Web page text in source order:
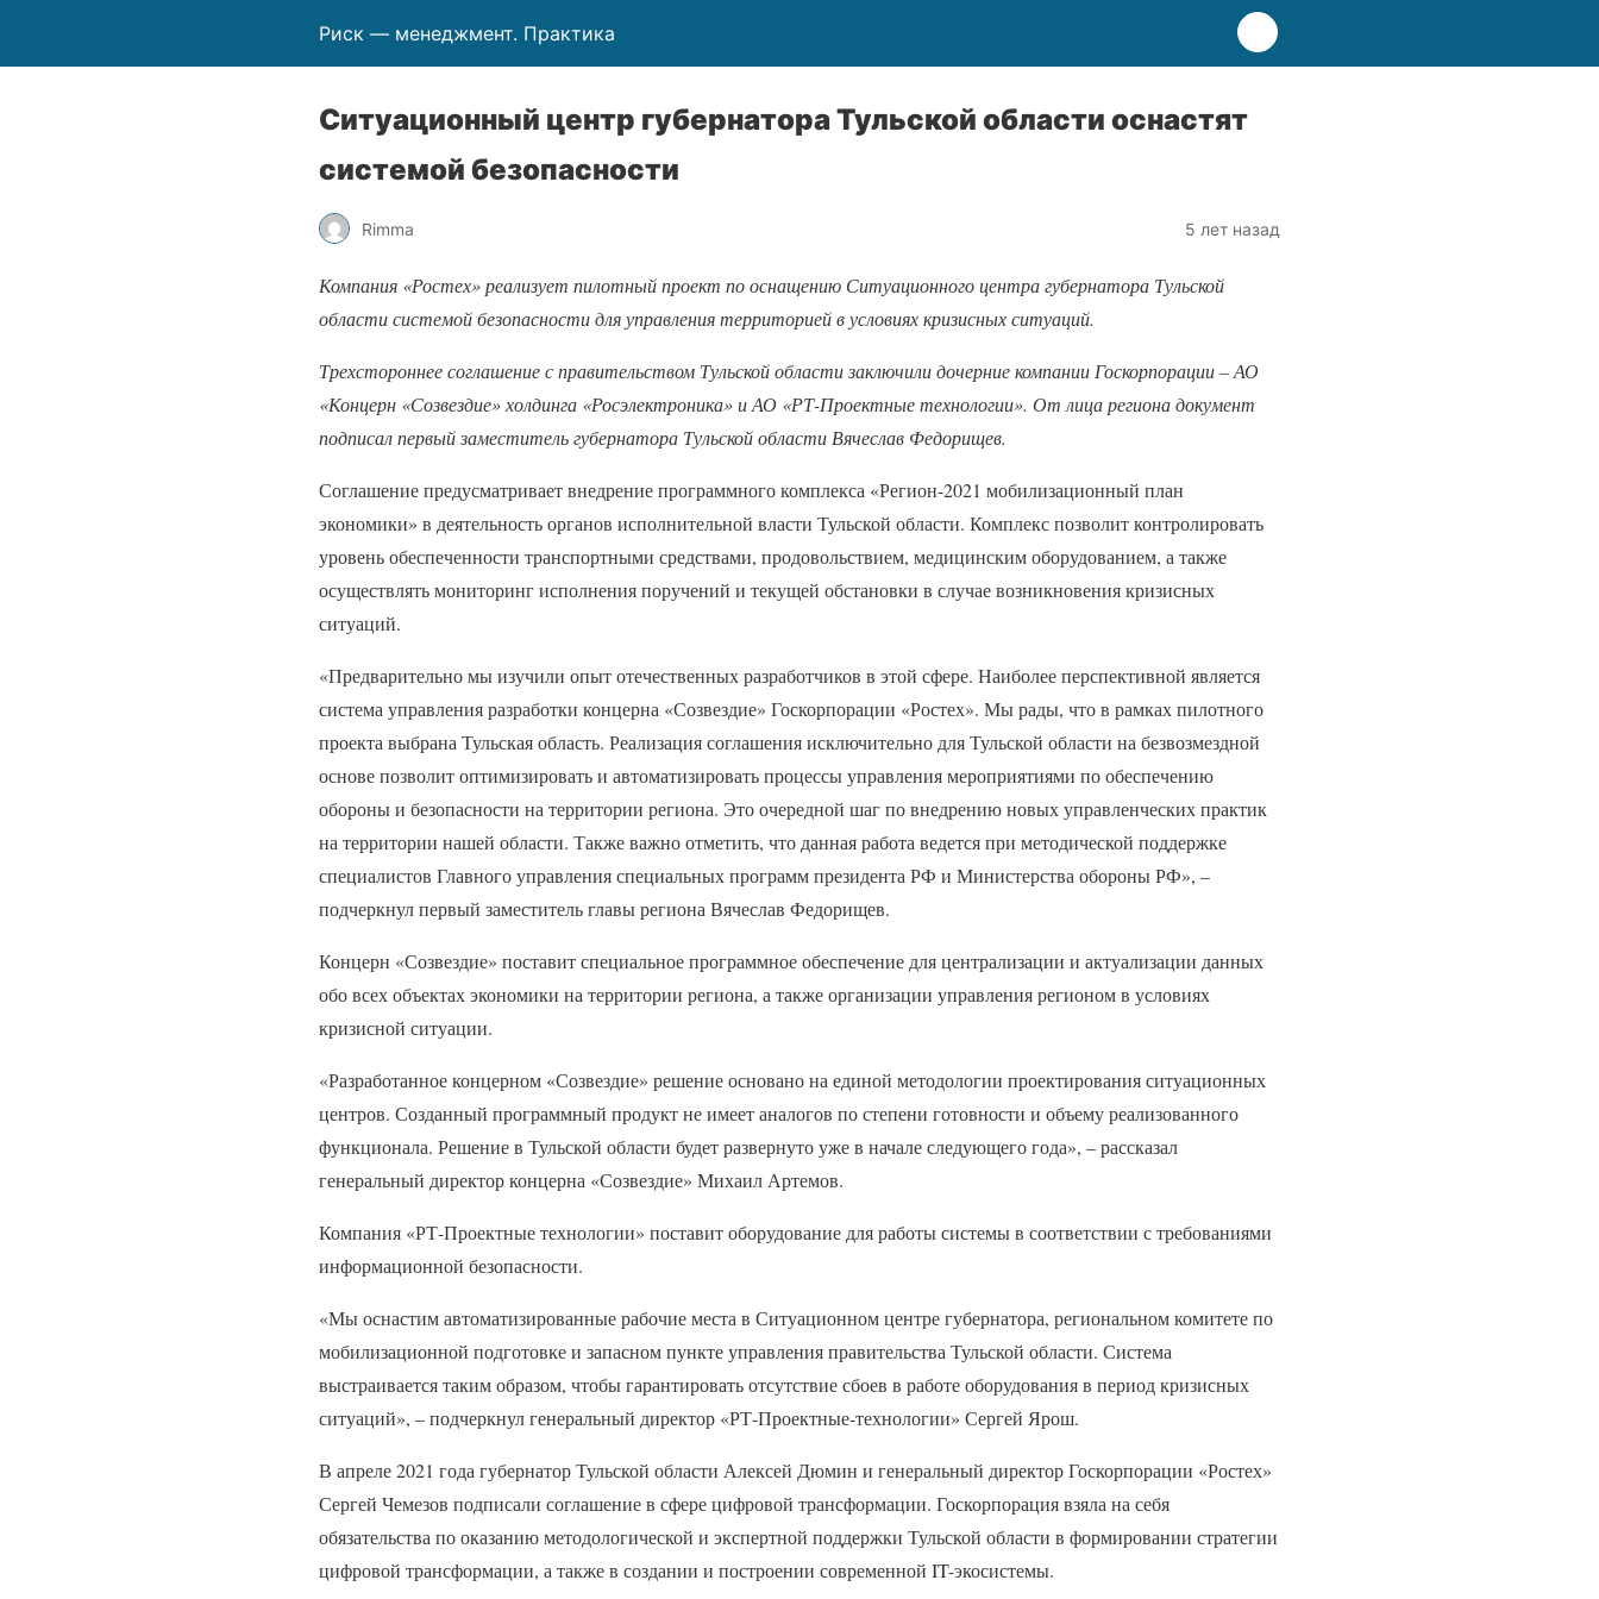
Риск — менеджмент. Практика
Ситуационный центр губернатора Тульской области оснастят
системой безопасности
Rimma 5 лет назад
Компания «Ростех» реализует пилотный проект по оснащению Ситуационного центра губернатора Тульской
области системой безопасности для управления территорией в условиях кризисных ситуаций.
Трехстороннее соглашение с правительством Тульской области заключили дочерние компании Госкорпорации – АО
«Концерн «Созвездие» холдинга «Росэлектроника» и АО «РТ-Проектные технологии». От лица региона документ
подписал первый заместитель губернатора Тульской области Вячеслав Федорищев.
Соглашение предусматривает внедрение программного комплекса «Регион-2021 мобилизационный план
экономики» в деятельность органов исполнительной власти Тульской области. Комплекс позволит контролировать
уровень обеспеченности транспортными средствами, продовольствием, медицинским оборудованием, а также
осуществлять мониторинг исполнения поручений и текущей обстановки в случае возникновения кризисных
ситуаций.
«Предварительно мы изучили опыт отечественных разработчиков в этой сфере. Наиболее перспективной является
система управления разработки концерна «Созвездие» Госкорпорации «Ростех». Мы рады, что в рамках пилотного
проекта выбрана Тульская область. Реализация соглашения исключительно для Тульской области на безвозмездной
основе позволит оптимизировать и автоматизировать процессы управления мероприятиями по обеспечению
обороны и безопасности на территории региона. Это очередной шаг по внедрению новых управленческих практик
на территории нашей области. Также важно отметить, что данная работа ведется при методической поддержке
специалистов Главного управления специальных программ президента РФ и Министерства обороны РФ», –
подчеркнул первый заместитель главы региона Вячеслав Федорищев.
Концерн «Созвездие» поставит специальное программное обеспечение для централизации и актуализации данных
обо всех объектах экономики на территории региона, а также организации управления регионом в условиях
кризисной ситуации.
«Разработанное концерном «Созвездие» решение основано на единой методологии проектирования ситуационных
центров. Созданный программный продукт не имеет аналогов по степени готовности и объему реализованного
функционала. Решение в Тульской области будет развернуто уже в начале следующего года», – рассказал
генеральный директор концерна «Созвездие» Михаил Артемов.
Компания «РТ-Проектные технологии» поставит оборудование для работы системы в соответствии с требованиями
информационной безопасности.
«Мы оснастим автоматизированные рабочие места в Ситуационном центре губернатора, региональном комитете по
мобилизационной подготовке и запасном пункте управления правительства Тульской области. Система
выстраивается таким образом, чтобы гарантировать отсутствие сбоев в работе оборудования в период кризисных
ситуаций», – подчеркнул генеральный директор «РТ-Проектные-технологии» Сергей Ярош.
В апреле 2021 года губернатор Тульской области Алексей Дюмин и генеральный директор Госкорпорации «Ростех»
Сергей Чемезов подписали соглашение в сфере цифровой трансформации. Госкорпорация взяла на себя
обязательства по оказанию методологической и экспертной поддержки Тульской области в формировании стратегии
цифровой трансформации, а также в создании и построении современной IT-экосистемы.